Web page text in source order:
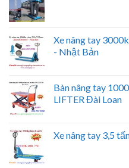
Xe nâng tay
- Nhật Bản
Bàn nâng tay
LIFTER Đài Loan
Xe nâng tay 3,5